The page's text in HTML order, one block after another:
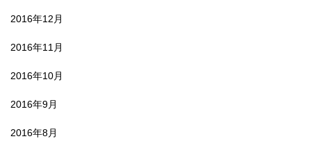
2016年12月
2016年11月
2016年10月
2016年9月
2016年8月